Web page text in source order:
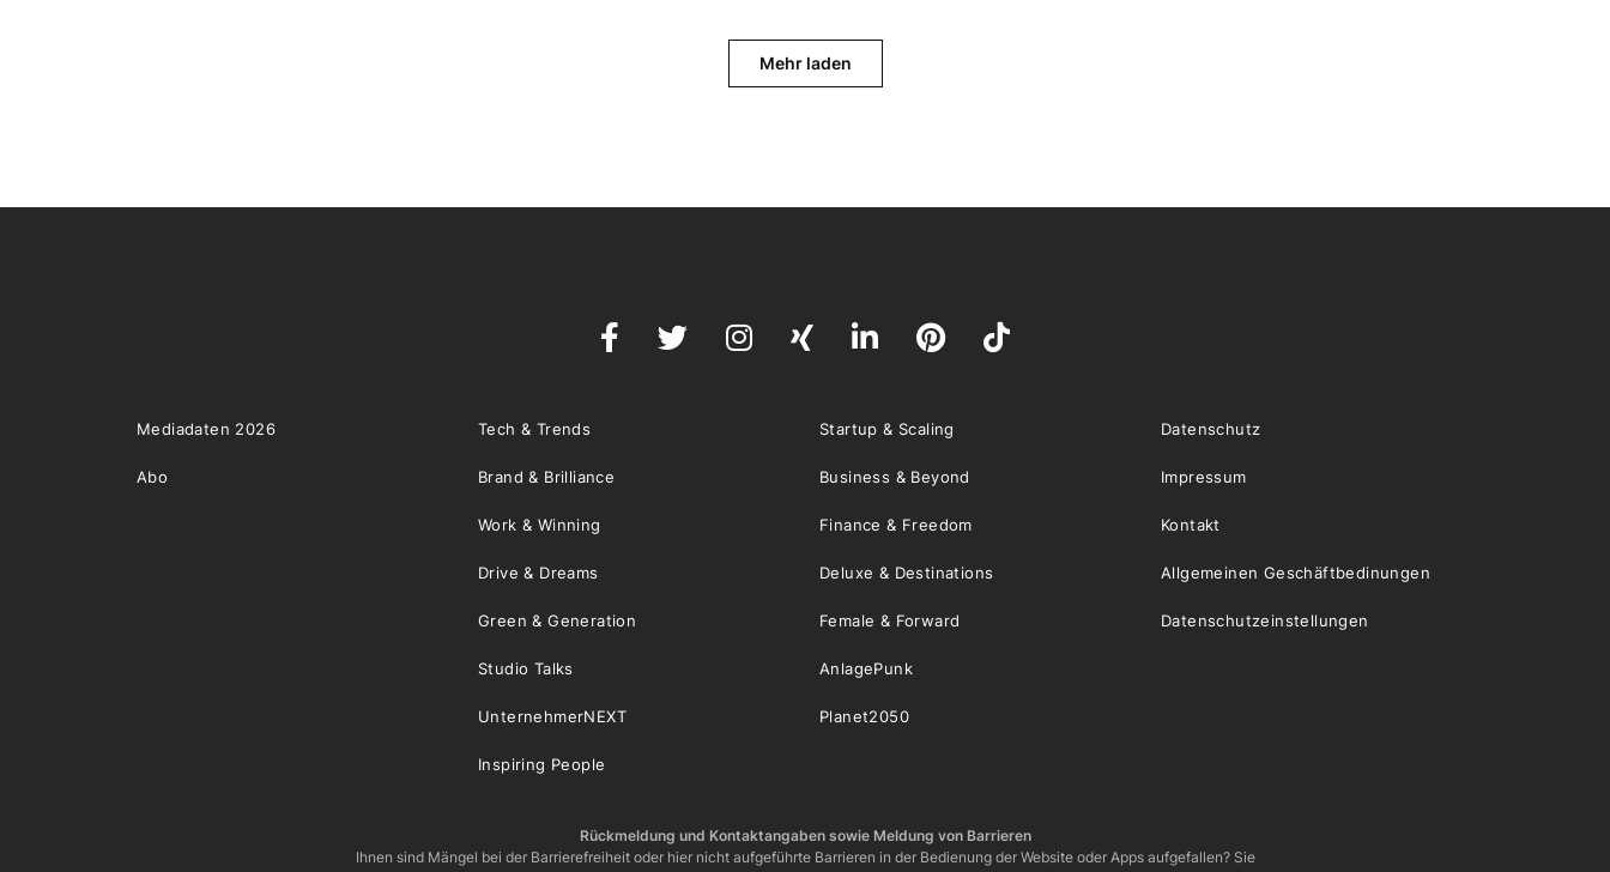
Mehr laden
Mediadaten 2026
Abo
Tech & Trends Startup & Scaling
Brand & Brilliance Business & Beyond
Work & Winning Finance & Freedom
Drive & Dreams Deluxe & Destinations
Green & Generation Female & Forward
Studio Talks AnlagePunk
UnternehmerNEXT Planet2050
Inspiring People
Datenschutz
Impressum
Kontakt
Allgemeinen Geschäftbedinungen
Datenschutzeinstellungen
Rückmeldung und Kontaktangaben sowie Meldung von Barrieren
Ihnen sind Mängel bei der Barrierefreiheit oder hier nicht aufgeführte Barrieren in der Bedienung der Website oder Apps aufgefallen? Sie